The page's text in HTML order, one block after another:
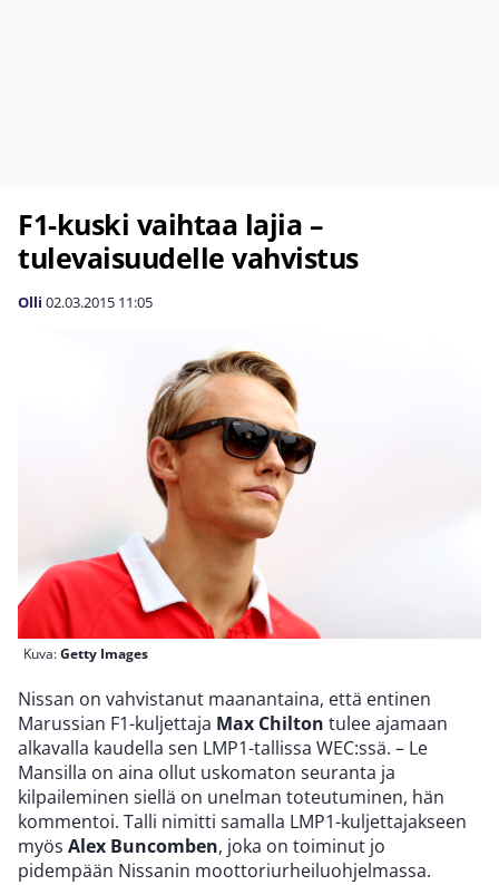
F1-kuski vaihtaa lajia –
tulevaisuudelle vahvistus
Olli 02.03.2015 11:05
Kuva:Getty Images
Nissan on vahvistanut maanantaina, että entinen
Marussian F1-kuljettaja Max Chilton tulee ajamaan
alkavalla kaudella sen LMP1-tallissa WEC:ssä. – Le
Mansilla on aina ollut uskomaton seuranta ja
kilpaileminen siellä on unelman toteutuminen, hän
kommentoi. Talli nimitti samalla LMP1-kuljettajakseen
myös Alex Buncomben, joka on toiminut jo
pidempään Nissanin moottoriurheiluohjelmassa.